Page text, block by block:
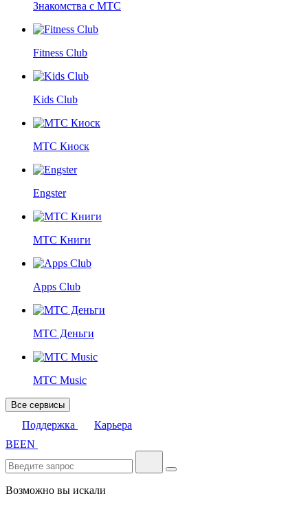
Знакомства с МТС
Fitness Club
Kids Club
МТС Киоск
Engster
МТС Книги
Apps Club
МТС Деньги
МТС Music
Все сервисы
Поддержка
Карьера
BEEN
Возможно вы искали